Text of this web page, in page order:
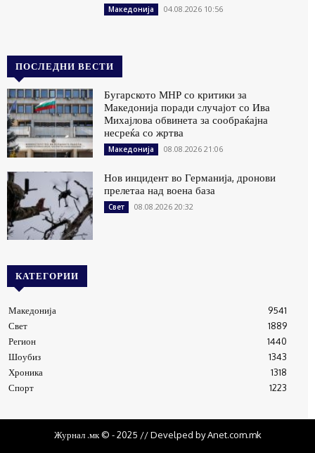
Македонија 04.08.2026 10:56
ПОСЛЕДНИ ВЕСТИ
Бугарското МНР со критики за
Македонија поради случајот со Ива
Михајлова обвинета за сообраќајна
несреќа со жртва
Македонија 08.08.2026 21:06
Нов инцидент во Германија, дронови
прелетаа над воена база
Свет 08.08.2026 20:32
КАТЕГОРИИ
Македонија
9541
Свет
1889
Регион
1440
Шоубиз
1343
Хроника
1318
Спорт
1223
Журнал .мк © - 2025 // Develped by Anet.com.mk